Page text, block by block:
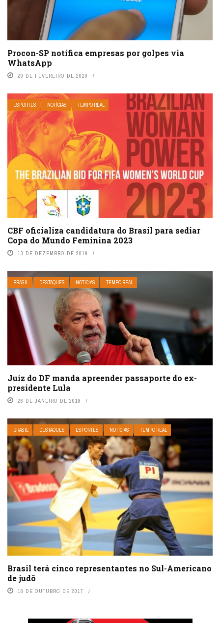
Procon-SP notifica empresas por golpes via
WhatsApp
20 DE FEVEREIRO DE 2020
ESPORTES NOTÍCIAS TEMPO REAL
CBF oficializa candidatura do Brasil para sediar
Copa do Mundo Feminina 2023
13 DE DEZEMBRO DE 2019
BRASIL DESTAQUES NOTÍCIAS TEMPO REAL
Juiz do DF manda apreender passaporte do ex-
presidente Lula
26 DE JANEIRO DE 2018
BRASIL DESTAQUES ESPORTES NOTÍCIAS TEMPO REAL
Brasil terá cinco representantes no Sul-Americano
de judô
16 DE OUTUBRO DE 2017